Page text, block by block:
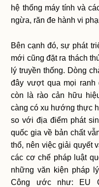
hệ thống máy tính và
ngừa, răn đe hành vi
Bên cạnh đó, sự phát
mới cũng đặt ra thách
lý truyền thống. Dòng
đây vượt qua mọi
còn là rào cản hữu
càng có xu hướng thực
so với địa điểm phát
quốc gia về bản chất
thổ, nên việc giải quyết
các cơ chế pháp luật
những văn kiện pháp
Công ước như: EU